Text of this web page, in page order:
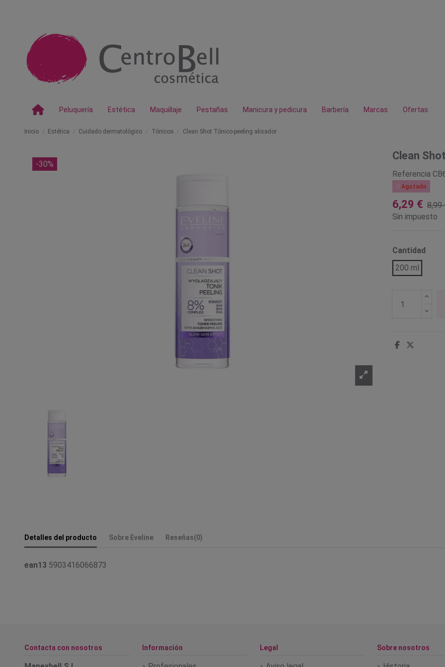
Peluquería Estética Maquillaje Pestañas Manicura y pedicura Barbería Marcas Ofertas
Inicio Estética Cuidado dermatológico Tónicos Clean Shot Tónico-peeling alisador
-30%
Clean
Referencia
Agotado
6,29 € 8,99
Sin impuesto
Cantidad
200 ml
Detalles del producto Sobre Eveline Reseñas(0)
ean13 5903416066873
Contacta con nosotros Información Legal Sobre nosotros